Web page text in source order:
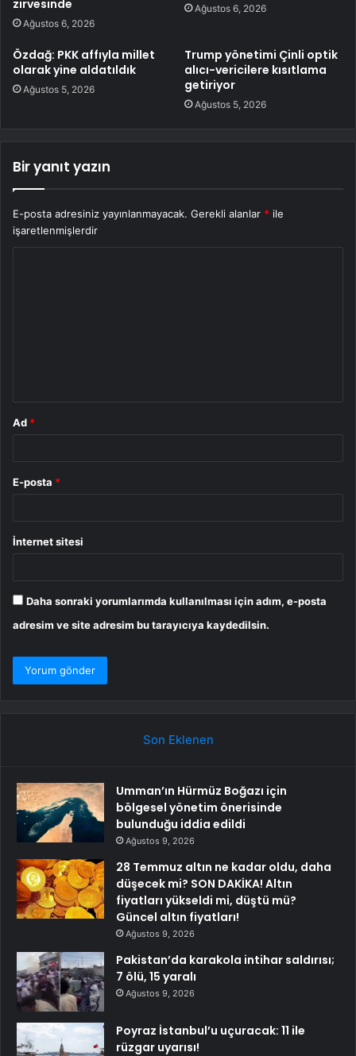
zirvesinde
Ağustos 6, 2026
Ağustos 6, 2026
Özdağ: PKK affıyla millet
olarak yine aldatıldık
Ağustos 5, 2026
Trump yönetimi Çinli optik
alıcı-vericilere kısıtlama
getiriyor
Ağustos 5, 2026
Bir yanıt yazın
E-posta adresiniz yayınlanmayacak. Gerekli alanlar * ile
işaretlenmişlerdir
Ad *
E-posta *
İnternet sitesi
Daha sonraki yorumlarımda kullanılması için adım, e-posta
adresim ve site adresim bu tarayıcıya kaydedilsin.
Son Eklenen
Umman’ın Hürmüz Boğazı için
bölgesel yönetim önerisinde
bulunduğu iddia edildi
Ağustos 9, 2026
28 Temmuz altın ne kadar oldu, daha
düşecek mi? SON DAKİKA! Altın
fiyatları yükseldi mi, düştü mü?
Güncel altın fiyatları!
Ağustos 9, 2026
Pakistan’da karakola intihar saldırısı;
7 ölü, 15 yaralı
Ağustos 9, 2026
Poyraz İstanbul’u uçuracak: 11 ile
rüzgar uyarısı!